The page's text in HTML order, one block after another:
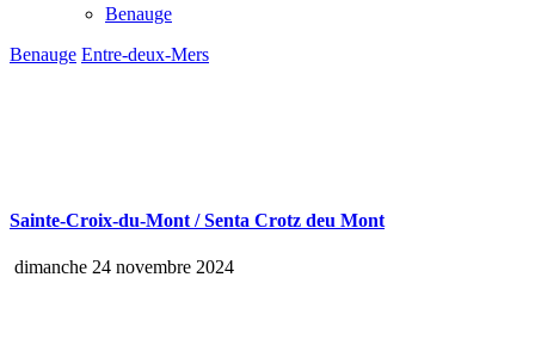
Benauge
Benauge Entre-deux-Mers
Sainte-Croix-du-Mont / Senta Crotz deu Mont
dimanche 24 novembre 2024